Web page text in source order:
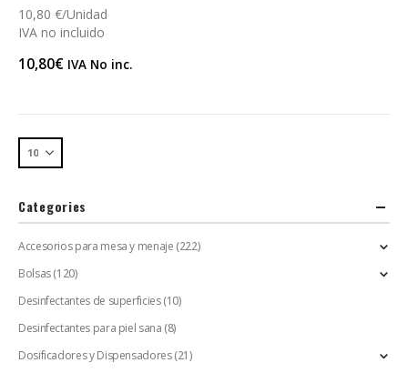
10,80 €/Unidad
IVA no incluido
10,80€ IVA No inc.
Categories
Accesorios para mesa y menaje (222)
Bolsas(120)
Desinfectantes de superficies (10)
Desinfectantes para piel sana (8)
Dosificadores y Dispensadores (21)